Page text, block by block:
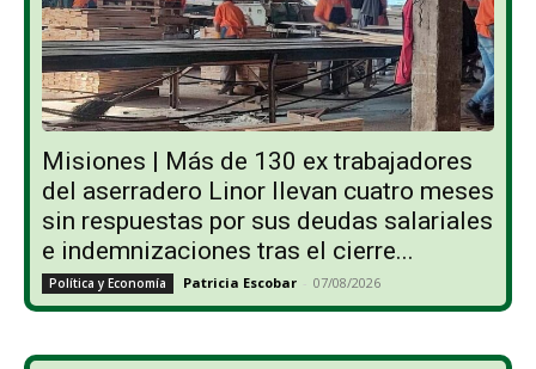
Misiones | Más de 130 ex trabajadores
del aserradero Linor llevan cuatro meses
sin respuestas por sus deudas salariales
e indemnizaciones tras el cierre...
Política y Economía Patricia Escobar - 07/08/2026